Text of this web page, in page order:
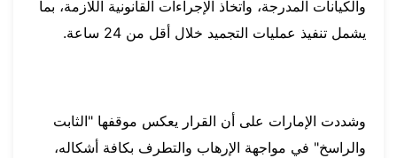
والكيانات المدرجة، واتخاذ الإجراءات القانونية اللازمة، بما
يشمل تنفيذ عمليات التجميد خلال أقل من 24 ساعة.
وشددت الإمارات على أن القرار يعكس موقفها "الثابت
والراسخ" في مواجهة الإرهاب والتطرف بكافة أشكاله،